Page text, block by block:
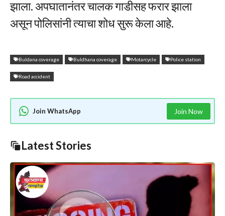
झाला. अपघातानंतर चालक गाडीसह फरार झाला
असून पोलिसांनी त्याचा शोध सुरू केला आहे.
Buldana coverage Buldhana coverage Motarcycle Police station
Road accident
Join WhatsApp Join Now
Latest Stories